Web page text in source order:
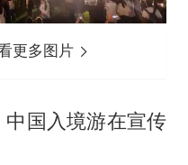
更多图片
国入境游在宣传